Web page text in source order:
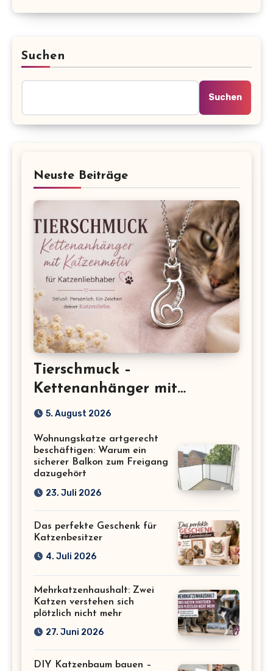
Suchen
Suchen
Neuste Beiträge
Tierschmuck –
Kettenanhänger mit
Katzenmotiv für
5. August 2026
Wohnungskatze artgerecht
beschäftigen: Warum ein
sicherer Balkon zum Freigang
dazugehört
23. Juli 2026
Das perfekte Geschenk für
Katzenbesitzer
4. Juli 2026
Mehrkatzenhaushalt: Zwei
Katzen verstehen sich
plötzlich nicht mehr
27. Juni 2026
DIY Katzenbaum bauen –